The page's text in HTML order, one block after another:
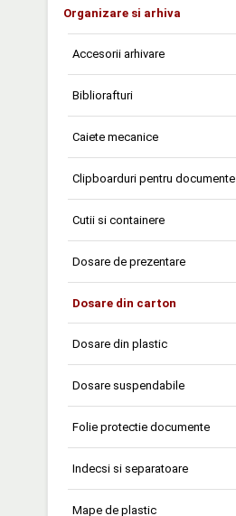
Organizare si arhiva
Accesorii arhivare
Bibliorafturi
Caiete mecanice
Clipboarduri pentru documente
Cutii si containere
Dosare de prezentare
Dosare din carton
Dosare din plastic
Dosare suspendabile
Folie protectie documente
Indecsi si separatoare
Mape de plastic